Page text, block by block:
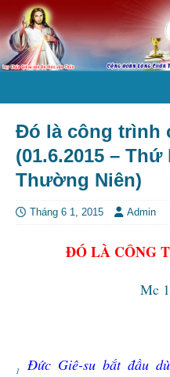
Đó là công trình
(01.6.2015 –
Thường Niên)
Tháng 6 1, 2015 Admin
ĐÓ LÀ CÔNG
Mc
1
Đức Giê-su bắt đầu